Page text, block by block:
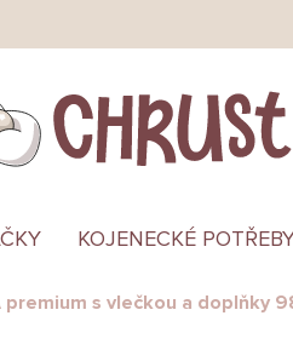
KOJENECKÉ
s vlečkou a doplňky